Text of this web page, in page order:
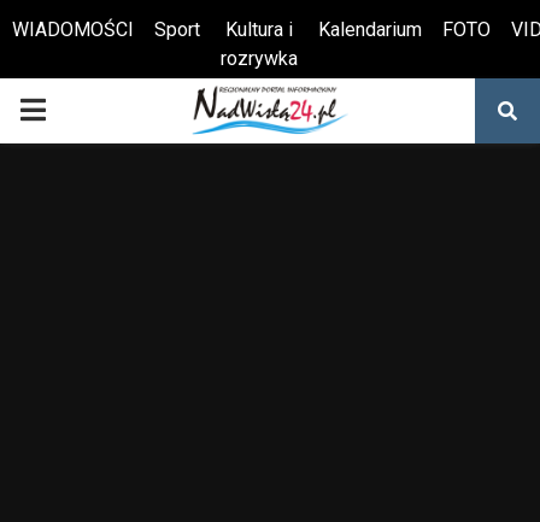
Otwórz pasek narzędzi
WIADOMOŚCI Sport
Kultura i
rozrywka
Kalendarium FOTO
PRIMARY